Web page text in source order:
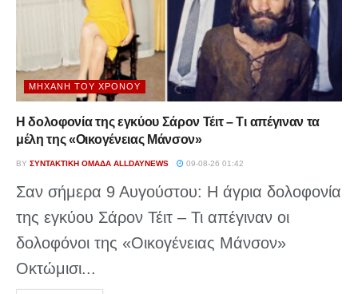
ΜΗΧΑΝΉ ΤΟΥ ΧΡΌΝΟΥ
Η δολοφονία της εγκύου Σάρον Τέιτ – Τι απέγιναν τα
μέλη της «Οικογένειας Μάνσον»
BY ΣΥΝΤΑΚΤΙΚΉ ΟΜΆΔΑ ALLDAYNEWS 09-08-26 01:42
Σαν σήμερα 9 Αυγούστου: Η άγρια δολοφονία
της εγκύου Σάρον Τέιτ – Τι απέγιναν οι
δολοφόνοι της «Οικογένειας Μάνσον»
Οκτώμισι...